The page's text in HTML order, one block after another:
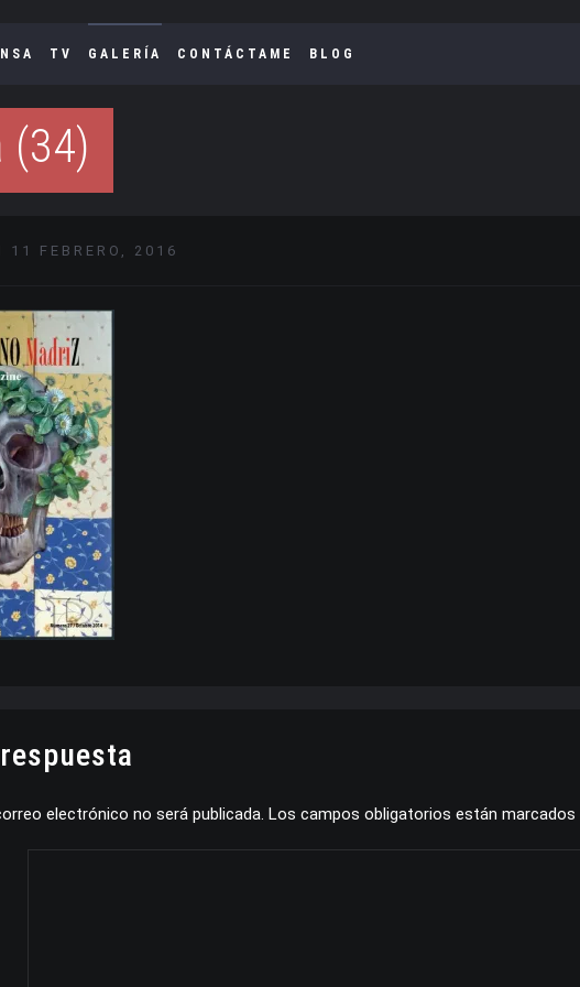
TV GALERÍA CONTÁCTAME BLOG
(34)
11 FEBRERO, 2016
electrónico no será publicada. Los campos obligatorios están marcados